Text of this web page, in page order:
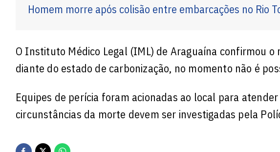
Homem morre após colisão entre embarcações no Rio
O Instituto Médico Legal (IML) de Araguaína confirmou
diante do estado de carbonização, no momento não é
Equipes de perícia foram acionadas ao local para
circunstâncias da morte devem ser investigadas pela